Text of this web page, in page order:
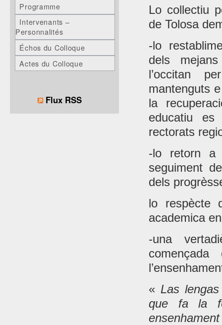
Lo collectiu
de Tolosa
-lo
dels
l’occitan
mantenguts
la
educatiu es
rectorats
-lo retorn a
seguiment
dels
lo respècte
academica
-una
« Las
que fa la
Programme
Intervenants –
Personnalités
Échos du Colloque
Actes du Colloque
Flux RSS